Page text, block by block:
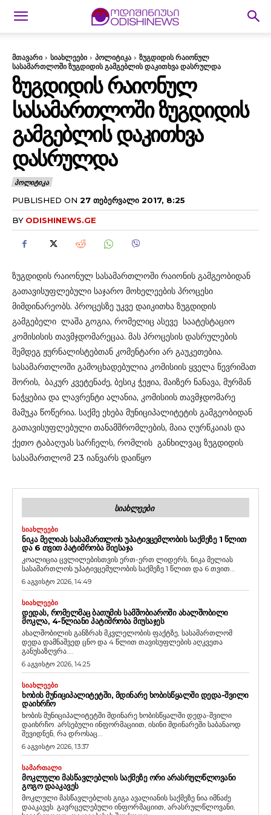
მთავარი სიახლეები პოლიტიკა
ზუგდიდის რაიონულ
სასამართლოში ზუგდიდის გამგებლის დაკითხვა დასრულდა
ᲖᲣᲒᲓᲘᲓᲘᲡ ᲠᲐᲘᲝᲜᲣᲚ
ᲡᲐᲡᲐᲛᲐᲠᲗᲚᲝᲨᲘ ᲖᲣᲒᲓᲘᲓᲘᲡ
ᲒᲐᲛᲒᲔᲑᲚᲘᲡ ᲓᲐᲙᲘᲗᲮᲕᲐ
ᲓᲐᲡᲠᲣᲚᲓᲐ
ᲞᲝᲚᲘᲢᲘᲙᲐ
PUBLISHED ON 27 ᲗᲔᲑᲔᲠᲕᲐᲚᲘ 2017, 8:25
BY ODISHINEWS.GE
ზუგდიდის რაიონულ სასამართლოში რაიონის გამგეობიდან
გათავისუფლებული საჯარო მოხელეების პროცესი
მიმდინარეობს. პროცესზე უკვე დაიკითხა ზუგდიდის
გამგებელი ლაშა გოგია, რომელიც ასევე საატესტაციო
კომისისის თავმჯდომარეცაა. მას პროცესის დასრულების
შემდეგ ჟურნალისტებთან კომენტარი არ გაუკეთებია.
სასამართლოში გამოცხადებულია კომისიის ყველა წევრიმათ
შორის, ბაკურ კვეტენაძე, ბესიკ ჭეჟია, მაიზერ ნანავა, მურმან
ნაჭყებია და ლავრენტი ალანია, კომისიის თავმჯდომარე
მამუკა წოწერია. საქმე ეხება მუნიციპალიტეტის გამგეობიდან
გათავისუფლებული თანამშრომლების, მაია ღურწკაიას და
ქეთო ტაბაღუას სარჩელს, რომლის განხილვაც ზუგდიდის
სასამართლომ 23 იანვარს დაიწყო
ᲡᲘᲐᲮᲚᲔᲔᲑᲘ
ᲡᲘᲐᲮᲚᲔᲔᲑᲘ
ᲜᲘᲙᲐ ᲛᲔᲚᲘᲐᲡ ᲡᲐᲡᲐᲛᲐᲠᲗᲚᲝᲡ ᲣᲞᲐᲢᲘᲕᲪᲔᲛᲚᲝᲑᲘᲡ ᲡᲐᲥᲛᲔᲖᲔ 1 ᲬᲚᲘᲗ
ᲓᲐ 6 ᲗᲕᲘᲗ ᲞᲐᲢᲘᲛᲠᲝᲑᲐ ᲛᲘᲔᲡᲐᲯᲐ
კოალიცია ცვლილებისთვის ერთ-ერთ ლიდერს, ნიკა მელიას
სასამართლოს უპატივცემულობის საქმეზე 1 წლით და 6 თვით...
6 აგვისტო 2026, 14:49
ᲡᲘᲐᲮᲚᲔᲔᲑᲘ
ᲓᲔᲓᲐᲡ, ᲠᲝᲛᲔᲚᲛᲐᲪ ᲑᲐᲗᲣᲛᲘᲡ ᲡᲐᲛᲨᲝᲑᲘᲐᲠᲝᲨᲘ ᲐᲮᲐᲚᲨᲝᲑᲘᲚᲘ
ᲛᲝᲙᲚᲐ, 4-ᲬᲚᲘᲐᲜᲘ ᲞᲐᲢᲘᲛᲠᲝᲑᲐ ᲛᲘᲣᲡᲐᲯᲔᲡ
ახალშობილის განზრახ მკვლელობის ფაქტზე, სასამართლომ
დედა დამნაშვედ ცნო და 4 წლით თავისუფლების აღკვეთა
განუსაზღვრა....
6 აგვისტო 2026, 14:25
ᲡᲘᲐᲮᲚᲔᲔᲑᲘ
ᲮᲝᲑᲘᲡ ᲛᲣᲜᲘᲪᲘᲞᲐᲚᲘᲢᲔᲢᲨᲘ, ᲛᲓᲘᲜᲐᲠᲔ ᲮᲝᲑᲘᲡᲬᲧᲐᲚᲨᲘ ᲓᲔᲓᲐ-ᲨᲕᲘᲚᲘ
ᲓᲐᲘᲮᲠᲩᲝ
ხობის მუნიციპალიტეტში მდინარე ხობისწყალში დედა-შვილი
დაიხრჩო. არსებული ინფორმაციით, ისინი მდინარეში საბანაოდ
შევიდნენ, რა დროსაც...
6 აგვისტო 2026, 13:37
ᲡᲐᲛᲐᲠᲗᲐᲚᲘ
ᲛᲝᲙᲚᲣᲚᲘ ᲛᲐᲡᲬᲐᲕᲚᲔᲑᲚᲘᲡ ᲡᲐᲥᲛᲔᲖᲔ ᲝᲠᲘ ᲐᲠᲐᲡᲠᲣᲚᲬᲚᲝᲕᲐᲜᲘ
ᲒᲝᲒᲝ ᲓᲐᲐᲙᲐᲕᲔᲡ
მოკლული მასწავლებლის გიგა ავალიანის საქმეზე ნია იმნაძე
დააკავეს. გავრცელებული ინფორმაციით, არასრულწლოვანი,